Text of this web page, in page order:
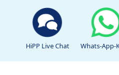
HiPP Live Chat Whats-App-